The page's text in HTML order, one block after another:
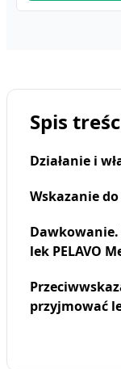
mokry, syrop,
Spis
Działanie i
Wskazanie
lek PELAVO
przyjmować